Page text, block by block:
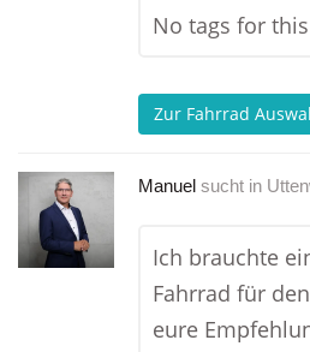
No tags for
Zur Fahrrad
Manuel sucht in
Ich brauchte
Fahrrad für
eure